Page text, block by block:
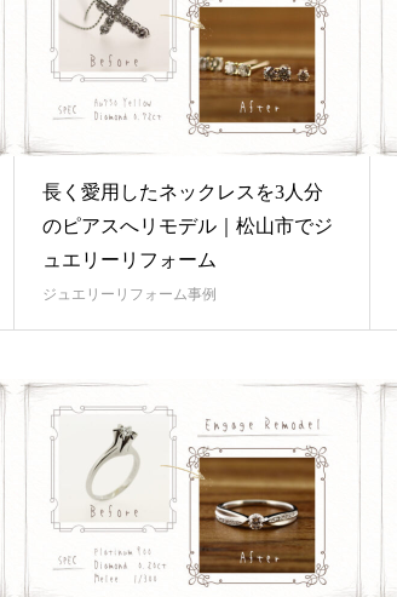
長く愛用したネックレスを3人分
のピアスへリモデル｜松山市でジ
ュエリーリフォーム
ジュエリーリフォーム事例